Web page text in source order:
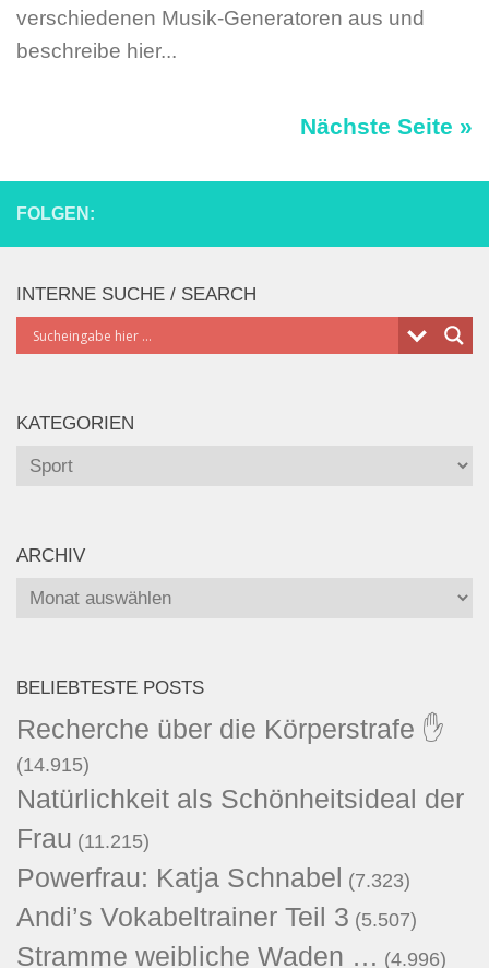
verschiedenen Musik-Generatoren aus und
beschreibe hier...
Nächste Seite »
FOLGEN:
INTERNE SUCHE / SEARCH
KATEGORIEN
Kategorien
ARCHIV
Archiv
BELIEBTESTE POSTS
Recherche über die Körperstrafe ✋
(14.915)
Natürlichkeit als Schönheitsideal der
Frau (11.215)
Powerfrau: Katja Schnabel (7.323)
Andi’s Vokabeltrainer Teil 3 (5.507)
Stramme weibliche Waden … (4.996)